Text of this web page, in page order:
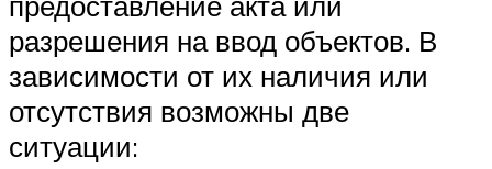
разрешения на ввод объектов. В
зависимости от их наличия или
отсутствия возможны две
ситуации: